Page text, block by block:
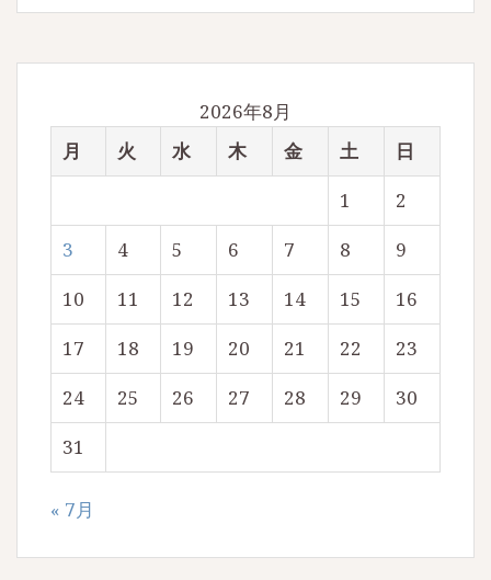
2026年8月
月
火 水 木 金 土
日
1
2
3
4 5 6 7 8
9
10
11 12 13 14 15
16
17
18 19 20 21 22
23
24
25 26 27 28 29
30
31
« 7月